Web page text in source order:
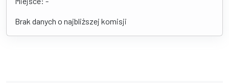
Brak danych o najbliższej komisji